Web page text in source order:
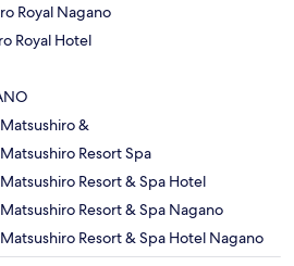
Royal Nagano
Royal Hotel
&
Resort Spa
Resort & Spa Hotel
Resort & Spa Nagano
Resort & Spa Hotel Nagano